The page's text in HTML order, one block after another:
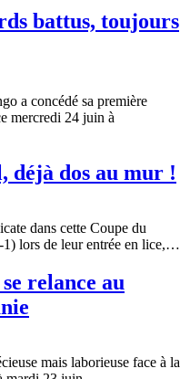
battus, toujours
a concédé sa première
mercredi 24 juin à
déjà dos au mur !
dans cette Coupe du
1) lors de leur entrée en lice,…
relance au
mais laborieuse face à la